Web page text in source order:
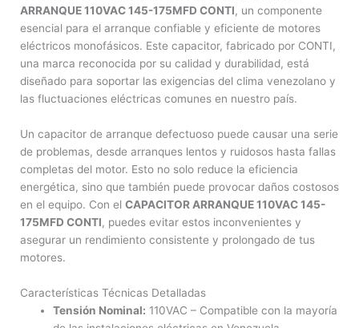
ARRANQUE 110VAC 145-175MFD CONTI, un componente
esencial para el arranque confiable y eficiente de motores
eléctricos monofásicos. Este capacitor, fabricado por CONTI,
una marca reconocida por su calidad y durabilidad, está
diseñado para soportar las exigencias del clima venezolano y
las fluctuaciones eléctricas comunes en nuestro país.
Un capacitor de arranque defectuoso puede causar una serie
de problemas, desde arranques lentos y ruidosos hasta fallas
completas del motor. Esto no solo reduce la eficiencia
energética, sino que también puede provocar daños costosos
en el equipo. Con el CAPACITOR ARRANQUE 110VAC 145-
175MFD CONTI, puedes evitar estos inconvenientes y
asegurar un rendimiento consistente y prolongado de tus
motores.
Características Técnicas Detalladas
Tensión Nominal: 110VAC – Compatible con la mayoría